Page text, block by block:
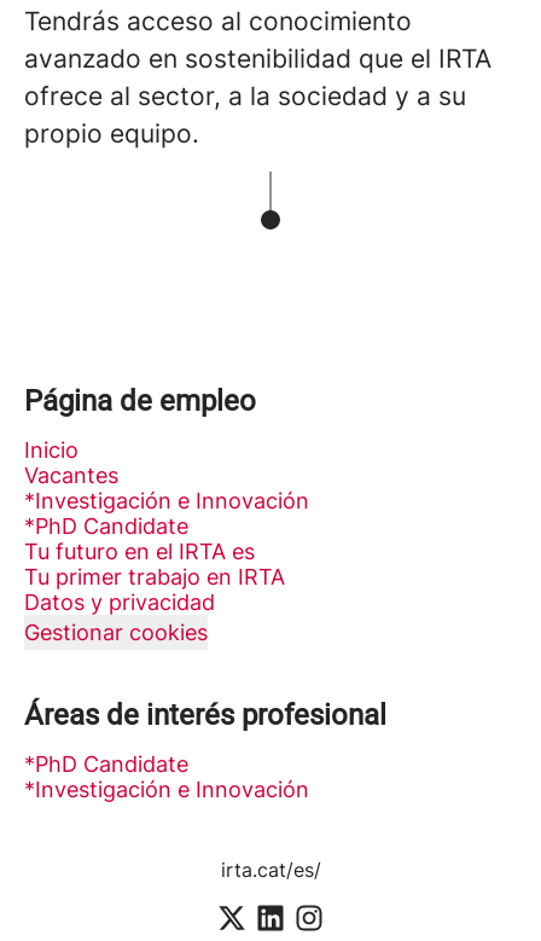
Tendrás acceso al conocimiento
avanzado en sostenibilidad que el IRTA
ofrece al sector, a la sociedad y a su
propio equipo.
Página de empleo
Inicio
Vacantes
*Investigación e Innovación
*PhD Candidate
Tu futuro en el IRTA es
Tu primer trabajo en IRTA
Datos y privacidad
Gestionar cookies
Áreas de interés profesional
*PhD Candidate
*Investigación e Innovación
irta.cat/es/